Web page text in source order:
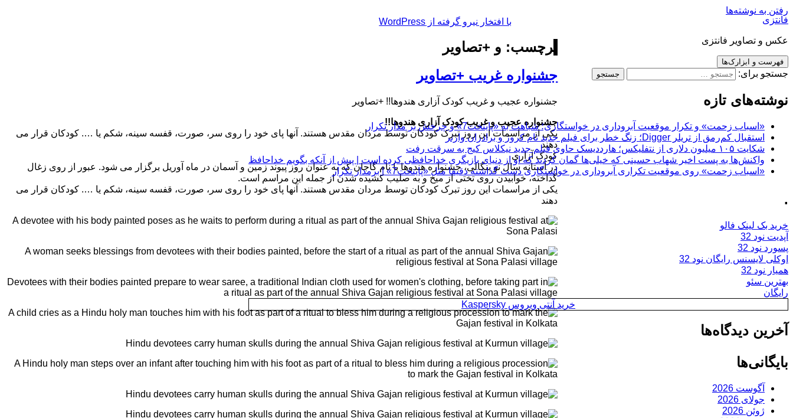
رفتن به نوشته‌ها
فانتزی
عکس و تصاویر فانتزی
فهرست و ابزارک‌ها
جستجو برای:
نوشته‌های تازه
«اسباب زحمت» و تکرار موقعیت آبروداری در خواستگاری؛ شباهت به «پایتخت7» و چرخش بر مدار تکرار
استقبال کم‌رمق از تریلر Digger؛ زنگ خطر برای فیلم جدید تام کروز و برادران وارنر
شکایت ۱۰۵ میلیون دلاری از نتفلیکس؛ هارددیسک حاوی فیلم جدید نیکلاس کیج به سرقت رفت
واکنش‌ها به پست اخیر شهاب حسینی که خیلی‌ها گمان کردند که او از دنیای بازیگری خداحافظی کرده است | پیش از آنکه بگویم خداحافظ
«اسباب زحمت» روی موقعیت تکراری آبروداری در خواستگاری دست گذاشته دقیقا مثل «پایتخت7» | برمدار تکرار
.
خرید بک لینک فالو
آپدیت نود 32
پسورد نود 32
اوکلی لایسنس رایگان نود 32
همیار نود 32
بهترین سئو
رایگان
خرید آنتی ویروس Kaspersky
آخرین دیدگاه‌ها
بایگانی‌ها
آگوست 2026
جولای 2026
ژوئن 2026
برچسب: و +تصاویر
جشنواره غریب +تصاویر
جشنواره عجیب و غریب کودک آزاری هندوها!! +تصاویر
جشنواره عجیب و غریب کودک آزاری هندوها!!
یکی از مراسمات این روز تبرک کودکان توسط مردان مقدس هستند. آنها پای خود را روی سر، صورت، قفسه سینه، شکم یا …. کودکان قرار می
دهند
کودک آزاری
در آستانه سال نو بنگالی، جشنواره هندوها با نام گاجان که به عنوان روز پیوند زمین و آسمان در ماه آوریل برگزار می شود. عبور از روی زغال
گداخته، خوابیدن روی تختی از میخ و به صلیب کشیده شدن از جمله این مراسم است.
یکی از مراسمات این روز تبرک کودکان توسط مردان مقدس هستند. آنها پای خود را روی سر، صورت، قفسه سینه، شکم یا …. کودکان قرار می
دهند
با افتخار نیرو گرفته از WordPress